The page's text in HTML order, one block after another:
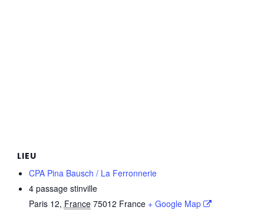
LIEU
CPA Pina Bausch / La Ferronnerie
4 passage stinville
Paris 12, France 75012 France + Google Map